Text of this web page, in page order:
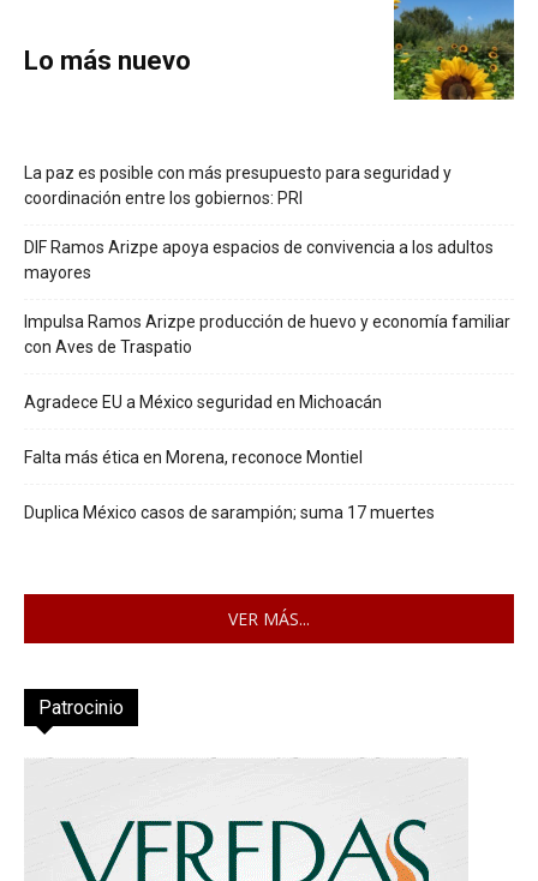
Lo más nuevo
La paz es posible con más presupuesto para seguridad y
coordinación entre los gobiernos: PRI
DIF Ramos Arizpe apoya espacios de convivencia a los adultos
mayores
Impulsa Ramos Arizpe producción de huevo y economía familiar
con Aves de Traspatio
Agradece EU a México seguridad en Michoacán
Falta más ética en Morena, reconoce Montiel
Duplica México casos de sarampión; suma 17 muertes
VER MÁS...
Patrocinio